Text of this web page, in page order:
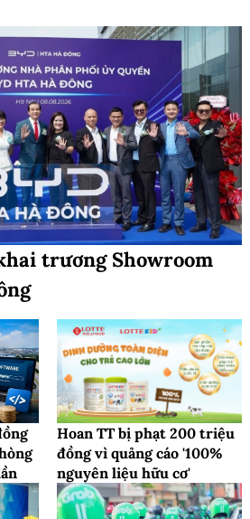
trương Showroom
Hoan TT bị phạt 200 triệu
đồng vì quảng cáo '100%
nguyên liệu hữu cơ'